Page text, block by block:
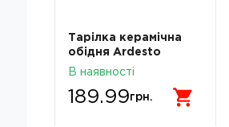
Тарілка керамічна
обідня Ardesto
Bagheria 26 см Bright
В наявності
189.99грн.